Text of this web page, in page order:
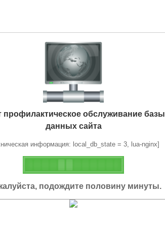
профилактическое обслуживание базы
данных сайта
информация: local_db_state = 3, lua-nginx]
подождите половину минуты.